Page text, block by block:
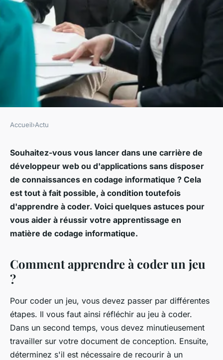
Comment apprendre le code
informatique ?
•26 janvier 2021•5 min de lecture
Accueil›Actu
Souhaitez-vous vous lancer dans une carrière de
développeur web ou d'applications sans disposer
de connaissances en codage informatique ? Cela
est tout à fait possible, à condition toutefois
d'apprendre à coder. Voici quelques astuces pour
vous aider à réussir votre apprentissage en
matière de codage informatique.
Comment apprendre à coder un jeu
?
Pour coder un jeu, vous devez passer par différentes
étapes. Il vous faut ainsi réfléchir au jeu à coder.
Dans un second temps, vous devez minutieusement
travailler sur votre document de conception. Ensuite,
déterminez s'il est nécessaire de recourir à un